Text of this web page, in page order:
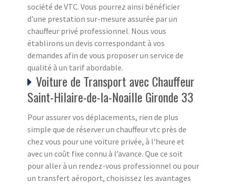
société de VTC. Vous pourrez ainsi bénéficier
d’une prestation sur-mesure assurée par un
chauffeur privé professionnel. Nous vous
établirons un devis correspondant à vos
demandes afin de vous proposer un service de
qualité à un tarif abordable.
Voiture de Transport avec Chauffeur
Saint-Hilaire-de-la-Noaille Gironde 33
Pour assurer vos déplacements, rien de plus
simple que de réserver un chauffeur vtc près de
chez vous pour une voiture privée, à l'heure et
avec un coût fixe connu à l’avance. Que ce soit
pour aller à un rendez-vous professionnel ou pour
un transfert aéroport, choisissez les avantages